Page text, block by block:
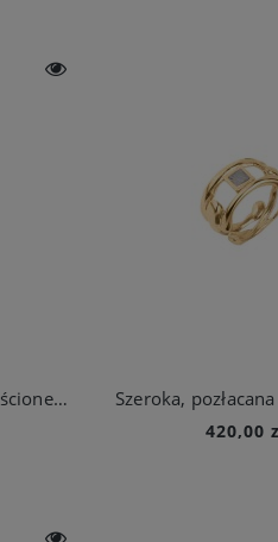
Szeroki, pozłacany pierścionek z meteorytem z kolekcji Meteoros
420,00